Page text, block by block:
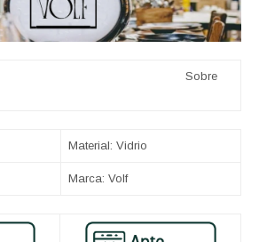
Material: Vidrio
Marca: Volf